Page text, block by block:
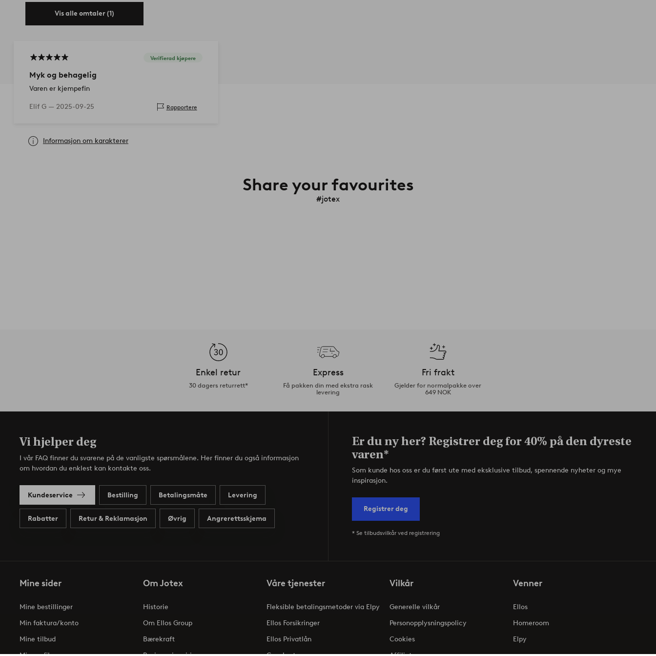
Vis alle omtaler (1)
Verifierad kjøpere
Myk og behagelig
Varen er kjempefin
Elif G — 2025-09-25 Rapportere
Informasjon om karakterer
Share your favourites
#jotex
Enkel retur
30 dagers returrett*
Express
Få pakken din med ekstra rask
levering
Fri frakt
Gjelder for normalpakke over
649 NOK
Vi hjelper deg
I vår FAQ finner du svarene på de vanligste spørsmålene. Her finner du også informasjon
om hvordan du enklest kan kontakte oss.
Kundeservice Bestilling Betalingsmåte Levering
Rabatter Retur & Reklamasjon Øvrig Angrerettsskjema
Er du ny her? Registrer deg for 40% på den dyreste
varen*
Som kunde hos oss er du først ute med eksklusive tilbud, spennende nyheter og mye
inspirasjon.
Registrer deg
* Se tilbudsvilkår ved registrering
Mine sider
Mine bestillinger
Min faktura/konto
Mine tilbud
Om Jotex
Historie
Om Ellos Group
Bærekraft
Våre tjenester
Fleksible betalingsmetoder via Elpy
Ellos Forsikringer
Ellos Privatlån
Vilkår
Generelle vilkår
Personopplysningspolicy
Cookies
Venner
Ellos
Homeroom
Elpy